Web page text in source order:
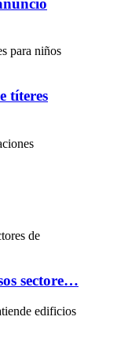
títeres
sectore…